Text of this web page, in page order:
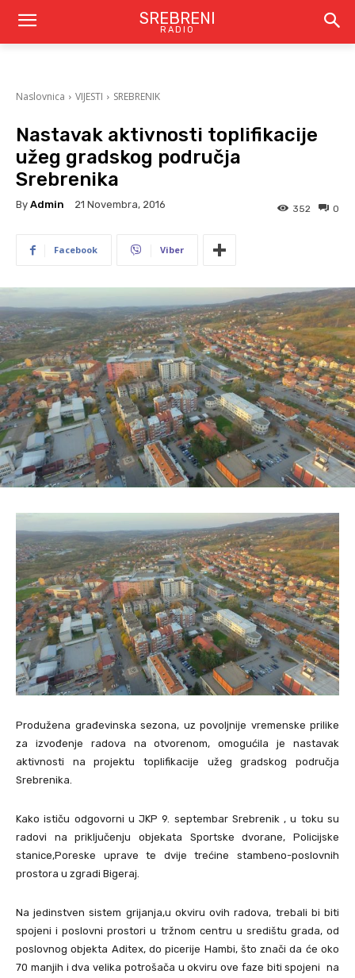
SREBRENI
RADIO
Naslovnica VIJESTI SREBRENIK
Nastavak aktivnosti toplifikacije
užeg gradskog područja
Srebrenika
By Admin 21 Novembra, 2016 0
352
Facebook Viber
Produžena građevinska sezona, uz povoljnije vremenske prilike
za izvođenje radova na otvorenom, omogućila je nastavak
aktivnosti na projektu toplifikacije užeg gradskog područja
Srebrenika.
Kako ističu odgovorni u JKP 9. septembar Srebrenik , u toku su
radovi na priključenju objekata Sportske dvorane, Policijske
stanice,Poreske uprave te dvije trećine stambeno-poslovnih
prostora u zgradi Bigeraj.
Na jedinstven sistem grijanja,u okviru ovih radova, trebali bi biti
spojeni i poslovni prostori u tržnom centru u središtu grada, od
poslovnog objekta Aditex, do picerije Hambi, što znači da će oko
70 manjih i dva velika potrošača u okviru ove faze biti spojeni na